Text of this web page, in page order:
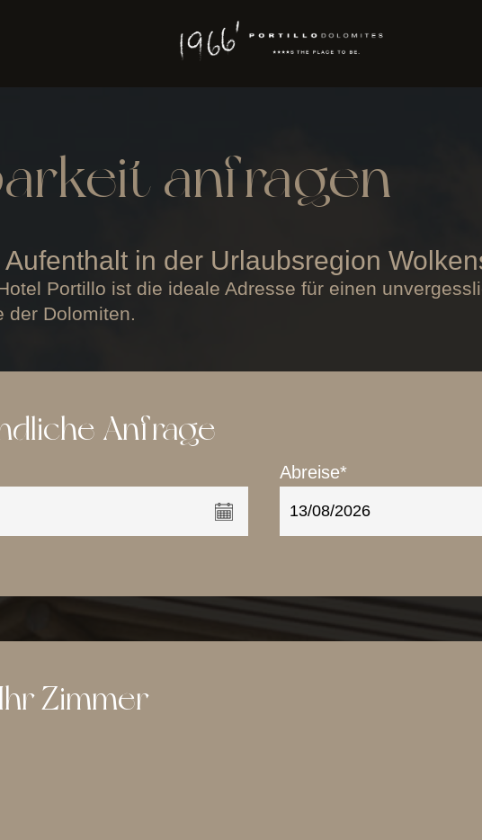
anfragen
in der Urlaubsregion
Portillo ist die ideale Adresse für einen
der Dolomiten.
Anfrage
Abreise*
Zimmer